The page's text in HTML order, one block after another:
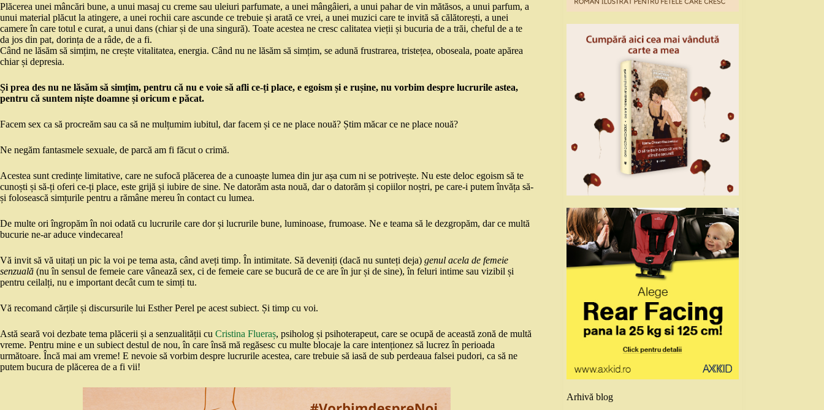
Plăcerea unei mâncări bune, a unui masaj cu creme sau uleiuri parfumate, a unei mângâieri, a unui pahar de vin mătăsos, a unui parfum, a
unui material plăcut la atingere, a unei rochii care ascunde ce trebuie și arată ce vrei, a unei muzici care te invită să călătorești, a unei
camere în care totul e curat, a unui dans (chiar și de una singură). Toate acestea ne cresc calitatea vieții și bucuria de a trăi, cheful de a te
da jos din pat, dorința de a râde, de a fi.
Când ne lăsăm să simțim, ne crește vitalitatea, energia. Când nu ne lăsăm să simțim, se adună frustrarea, tristețea, oboseala, poate apărea
chiar și depresia.
Și prea des nu ne lăsăm să simțim, pentru că nu e voie să afli ce-ți place, e egoism și e rușine, nu vorbim despre lucrurile astea,
pentru că suntem niște doamne și oricum e păcat.
Facem sex ca să procreăm sau ca să ne mulțumim iubitul, dar facem și ce ne place nouă? Știm măcar ce ne place nouă?
Ne negăm fantasmele sexuale, de parcă am fi făcut o crimă.
Acestea sunt credințe limitative, care ne sufocă plăcerea de a cunoaște lumea din jur așa cum ni se potrivește. Nu este deloc egoism să te
cunoști și să-ți oferi ce-ți place, este grijă și iubire de sine. Ne datorăm asta nouă, dar o datorăm și copiilor noștri, pe care-i putem învăța să-
și folosească simțurile pentru a rămâne mereu în contact cu lumea.
De multe ori îngropăm în noi odată cu lucrurile care dor și lucrurile bune, luminoase, frumoase. Ne e teama să le dezgropăm, dar ce multă
bucurie ne-ar aduce vindecarea!
Vă invit să vă uitați un pic la voi pe tema asta, când aveți timp. În intimitate. Să deveniți (dacă nu sunteți deja) genul acela de femeie
senzuală (nu în sensul de femeie care vânează sex, ci de femeie care se bucură de ce are în jur și de sine), în feluri intime sau vizibil și
pentru ceilalți, nu e important decât cum te simți tu.
Vă recomand cărțile și discursurile lui Esther Perel pe acest subiect. Și timp cu voi.
Astă seară voi dezbate tema plăcerii și a senzualității cu Cristina Flueraș, psiholog și psihoterapeut, care se ocupă de această zonă de multă
vreme. Pentru mine e un subiect destul de nou, în care însă mă regăsesc cu multe blocaje la care intenționez să lucrez în perioada
următoare. Încă mai am vreme! E nevoie să vorbim despre lucrurile acestea, care trebuie să iasă de sub perdeaua falsei pudori, ca să ne
putem bucura de plăcerea de a fi vii!
Arhivă blog